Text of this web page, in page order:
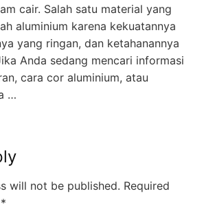
cair. Salah satu material yang
aluminium karena kekuatannya
yang ringan, dan ketahanannya
Anda sedang mencari informasi
cara cor aluminium, atau
…
will not be published. Required
*